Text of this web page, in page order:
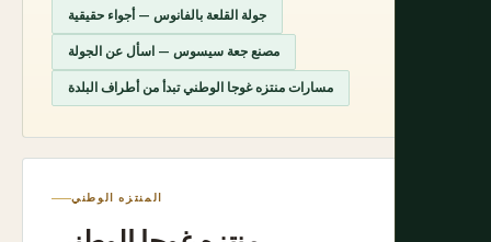
جولة القلعة بالفانوس — أجواء حقيقية
مصنع جعة سيسوس — اسأل عن الجولة
مسارات منتزه غوجا الوطني تبدأ من أطراف البلدة
المنتزه الوطني